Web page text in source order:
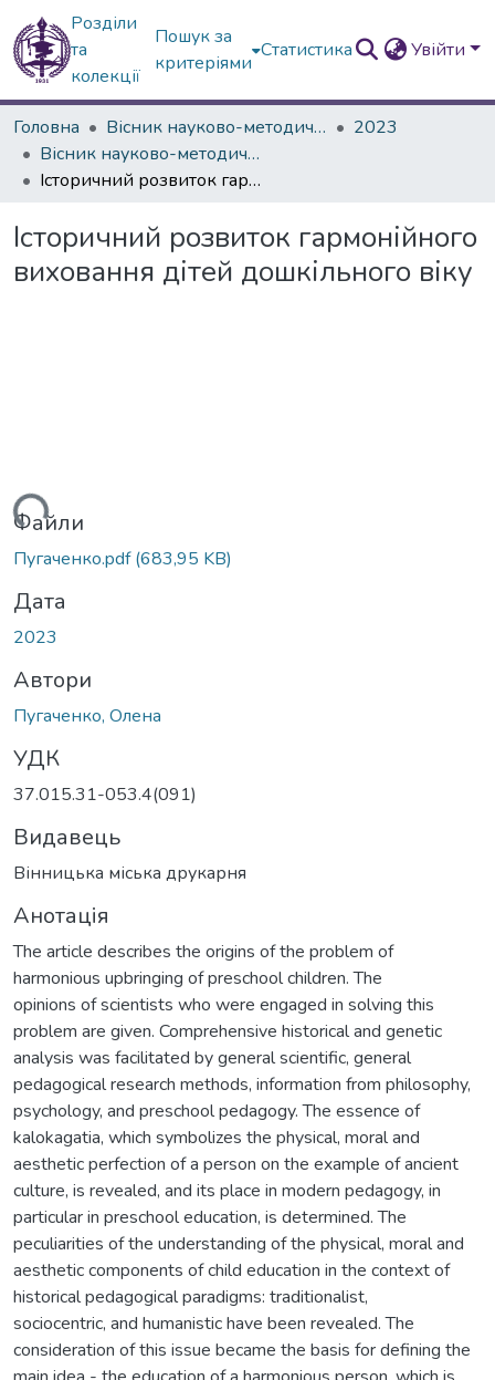
Розділи
та
колекції
Пошук за
критеріями
Статистика Увійти
Головна Вісник науково-методичних досліджень ВГПК
2023
Вісник науково-методичних досліджень ВГПК № 2 (43)
Історичний розвиток гармонійного виховання дітей дошкільного віку
Історичний розвиток гармонійного
виховання дітей дошкільного віку
Файли
Пугаченко.pdf(683,95 KB)
Дата
2023
Автори
Пугаченко, Олена
УДК
37.015.31-053.4(091)
Видавець
Вінницька міська друкарня
Анотація
The article describes the origins of the problem of
harmonious upbringing of preschool children. The
opinions of scientists who were engaged in solving this
problem are given. Comprehensive historical and genetic
analysis was facilitated by general scientific, general
pedagogical research methods, information from philosophy,
psychology, and preschool pedagogy. The essence of
kalokagatia, which symbolizes the physical, moral and
aesthetic perfection of a person on the example of ancient
culture, is revealed, and its place in modern pedagogy, in
particular in preschool education, is determined. The
peculiarities of the understanding of the physical, moral and
aesthetic components of child education in the context of
historical pedagogical paradigms: traditionalist,
sociocentric, and humanistic have been revealed. The
consideration of this issue became the basis for defining the